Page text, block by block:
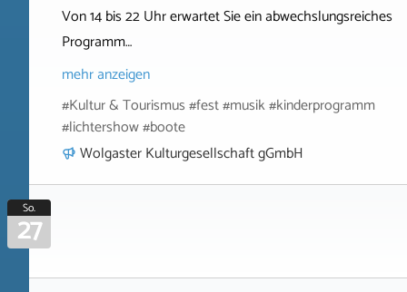
Von 14 bis 22 Uhr erwartet Sie ein abwechslungsreiches
Programm…
mehr anzeigen
#Kultur & Tourismus #fest #musik #kinderprogramm
#lichtershow #boote
Wolgaster Kulturgesellschaft gGmbH
So.
27